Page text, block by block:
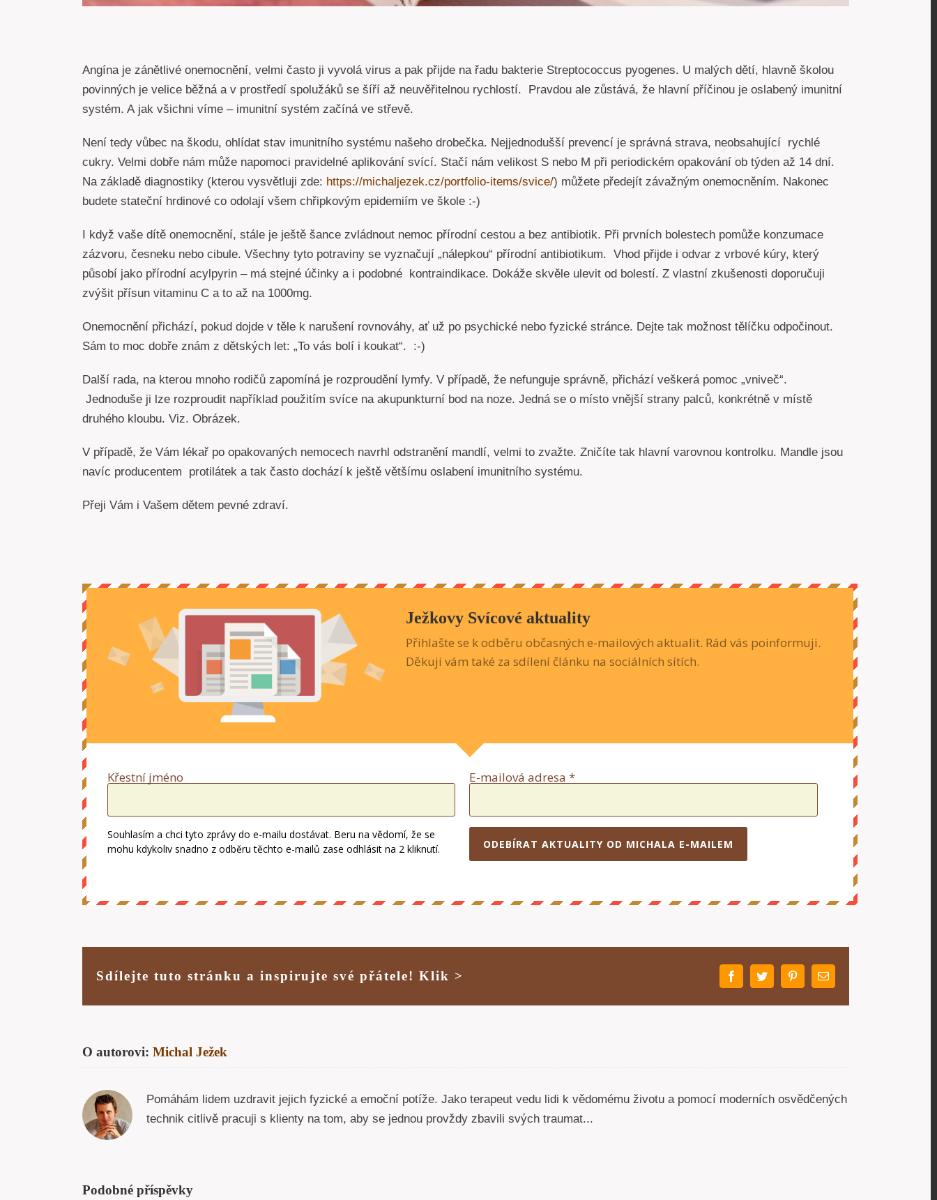
Angína je zánětlivé onemocnění, velmi často ji vyvolá virus a pak přijde na řadu bakterie Streptococcus pyogenes. U malých dětí, hlavně školou
povinných je velice běžná a v prostředí spolužáků se šíří až neuvěřitelnou rychlostí. Pravdou ale zůstává, že hlavní příčinou je oslabený imunitní
systém. A jak všichni víme – imunitní systém začíná ve střevě.
Není tedy vůbec na škodu, ohlídat stav imunitního systému našeho drobečka. Nejjednodušší prevencí je správná strava, neobsahující rychlé
cukry. Velmi dobře nám může napomoci pravidelné aplikování svící. Stačí nám velikost S nebo M při periodickém opakování ob týden až 14 dní.
Na základě diagnostiky (kterou vysvětluji zde: https://michaljezek.cz/portfolio-items/svice/) můžete předejít závažným onemocněním. Nakonec
budete stateční hrdinové co odolají všem chřipkovým epidemiím ve škole :-)
I když vaše dítě onemocnění, stále je ještě šance zvládnout nemoc přírodní cestou a bez antibiotik. Při prvních bolestech pomůže konzumace
zázvoru, česneku nebo cibule. Všechny tyto potraviny se vyznačují „nálepkou“ přírodní antibiotikum. Vhod přijde i odvar z vrbové kúry, který
působí jako přírodní acylpyrin – má stejné účinky a i podobné kontraindikace. Dokáže skvěle ulevit od bolestí. Z vlastní zkušenosti doporučuji
zvýšit přísun vitaminu C a to až na 1000mg.
Onemocnění přichází, pokud dojde v těle k narušení rovnováhy, ať už po psychické nebo fyzické stránce. Dejte tak možnost tělíčku odpočinout.
Sám to moc dobře znám z dětských let: „To vás bolí i koukat“. :-)
Další rada, na kterou mnoho rodičů zapomíná je rozproudění lymfy. V případě, že nefunguje správně, přichází veškerá pomoc „vniveč“.
Jednoduše ji lze rozproudit například použitím svíce na akupunkturní bod na noze. Jedná se o místo vnější strany palců, konkrétně v místě
druhého kloubu. Viz. Obrázek.
V případě, že Vám lékař po opakovaných nemocech navrhl odstranění mandlí, velmi to zvažte. Zničíte tak hlavní varovnou kontrolku. Mandle jsou
navíc producentem protilátek a tak často dochází k ještě většímu oslabení imunitního systému.
Přeji Vám i Vašem dětem pevné zdraví.
Ježkovy Svícové aktuality
Přihlašte se k odběru občasných e-mailových aktualit. Rád vás poinformuji.
Děkuji vám také za sdílení článku na sociálních sítích.
Křestní jméno E-mailová adresa *
Souhlasím a chci tyto zprávy do e-mailu dostávat. Beru na vědomí, že se
mohu kdykoliv snadno z odběru těchto e-mailů zase odhlásit na 2 kliknutí.
ODEBÍRAT AKTUALITY OD MICHALA E-MAILEM
Sdílejte tuto stránku a inspirujte své přátele! Klik > FacebookTwitterPinterestE-
mail
O autorovi: Michal Ježek
Pomáhám lidem uzdravit jejich fyzické a emoční potíže. Jako terapeut vedu lidi k vědomému životu a pomocí moderních osvědčených
technik citlivě pracuji s klienty na tom, aby se jednou provždy zbavili svých traumat...
Podobné příspěvky